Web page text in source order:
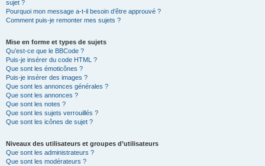
sujet ?
Pourquoi mon message a-t-il besoin d’être approuvé ?
Comment puis-je remonter mes sujets ?
Mise en forme et types de sujets
Qu’est-ce que le BBCode ?
Puis-je insérer du code HTML ?
Que sont les émoticônes ?
Puis-je insérer des images ?
Que sont les annonces générales ?
Que sont les annonces ?
Que sont les notes ?
Que sont les sujets verrouillés ?
Que sont les icônes de sujet ?
Niveaux des utilisateurs et groupes d’utilisateurs
Que sont les administrateurs ?
Que sont les modérateurs ?